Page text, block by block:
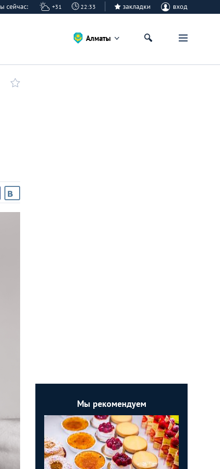
сейчас: +31 22:33 закладки вход
Алматы
Мы рекомендуем